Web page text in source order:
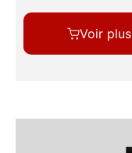
Voir plus